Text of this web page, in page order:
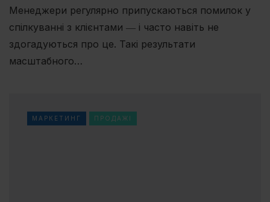
Менеджери регулярно припускаються помилок у
спілкуванні з клієнтами ― і часто навіть не
здогадуються про це. Такі результати
масштабного…
МАРКЕТИНГ ПРОДАЖІ